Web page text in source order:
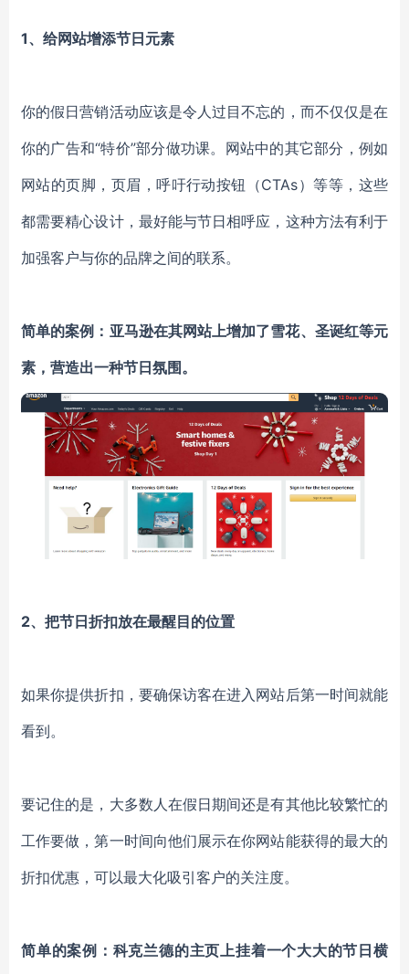
1、给网站增添节日元素
你的假日营销活动应该是令人过目不忘的，而不仅仅是在
你的广告和“特价”部分做功课。网站中的其它部分，例如
网站的页脚，页眉，呼吁行动按钮（CTAs）等等，这些
都需要精心设计，最好能与节日相呼应，这种方法有利于
加强客户与你的品牌之间的联系。
简单的案例： 亚马逊在其网站上增加了雪花、圣诞红等元
素，营造出一种节日氛围。
2、把节日折扣放在最醒目的位置
如果你提供折扣，要确保访客在进入网站后第一时间就能
看到。
要记住的是，大多数人在假日期间还是有其他比较繁忙的
工作要做，第一时间向他们展示在你网站能获得的最大的
折扣优惠，可以最大化吸引客户的关注度。
简单的案例： 科克兰德的主页上挂着一个大大的节日横